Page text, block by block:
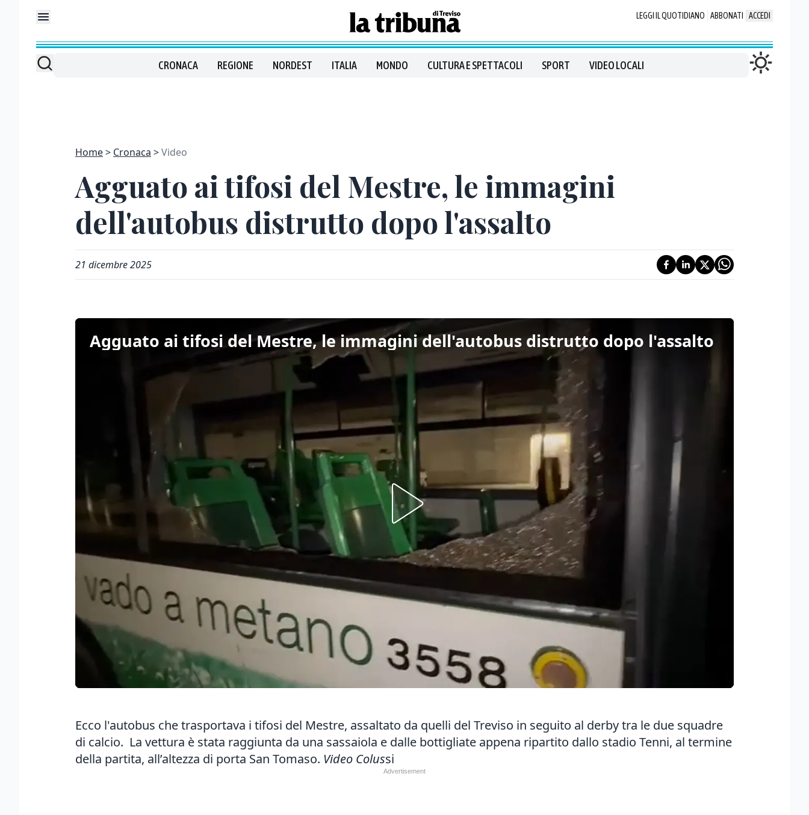
LEGGI IL QUOTIDIANO ABBONATI ACCEDI
CRONACA REGIONE NORDEST ITALIA MONDO CULTURA E SPETTACOLI SPORT VIDEO LOCALI
Home Cronaca Video
Agguato ai tifosi del Mestre, le immagini
dell'autobus distrutto dopo l'assalto
21 dicembre 2025
Agguato ai tifosi del Mestre, le immagini dell'autobus distrutto dopo l'assalto
Ecco l'autobus che trasportava i tifosi del Mestre, assaltato da quelli del Treviso in seguito al derby tra le due squadre
di calcio. La vettura è stata raggiunta da una sassaiola e dalle bottigliate appena ripartito dallo stadio Tenni, al termine
della partita, all’altezza di porta San Tomaso. Video Colussi